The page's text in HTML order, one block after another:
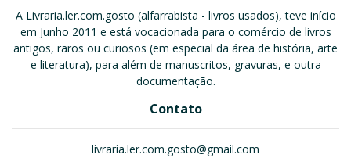
A Livraria.ler.com.gosto (alfarrabista - livros usados), teve início
em Junho 2011 e está vocacionada para o comércio de livros
antigos, raros ou curiosos (em especial da área de história, arte
e literatura), para além de manuscritos, gravuras, e outra
documentação.
Contato
livraria.ler.com.gosto@gmail.com